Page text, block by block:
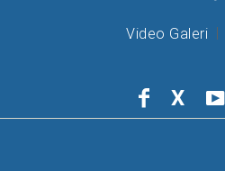
Video Galeri
X